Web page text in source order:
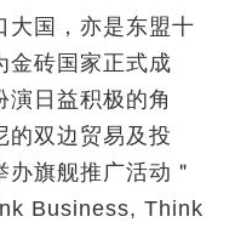
大国，亦是东盟十
金砖国家正式成
演日益积极的角
的双边贸易及投
旗舰推广活动＂
Business, Think